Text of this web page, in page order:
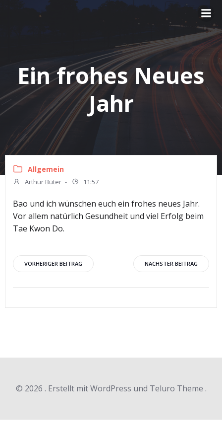
Zum
Ein frohes Neues
Jahr
Allgemein
Arthur Büter - 11:57
Bao und ich wünschen euch ein frohes neues Jahr.
Vor allem natürlich Gesundheit und viel Erfolg beim
Tae Kwon Do.
Beitragsnavigation
VORHERIGER BEITRAG NÄCHSTER BEITRAG
© 2026 . Erstellt mit WordPress und Teluro Theme .